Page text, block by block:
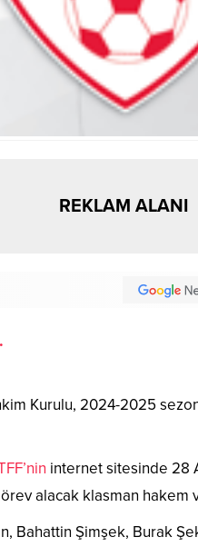
REKLAM ALANI
Kurulu, 2024-2025
internet sitesinde 28
alacak klasman
Bahattin Şimşek, Burak